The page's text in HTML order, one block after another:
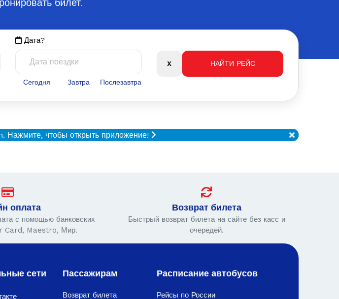
билет.
Дата?
Сегодня Завтра Послезавтра
Нажмите, чтобы открыть приложение!
оплата
с помощью банковских
Card, Maestro, Мир.
Возврат билета
Быстрый возврат билета на сайте без касс и
очередей.
сети Пассажирам
Возврат билета
Расписание автобусов
Рейсы по России